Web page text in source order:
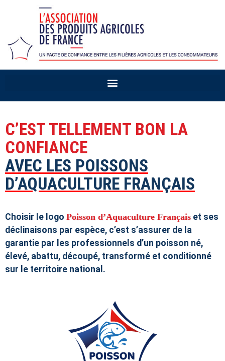
C’EST TELLEMENT BON LA
CONFIANCE
AVEC LES POISSONS
D’AQUACULTURE FRANÇAIS
Choisir le logo Poisson d’Aquaculture Français et ses
déclinaisons par espèce, c’est s’assurer de la
garantie par les professionnels d’un poisson né,
élevé, abattu, découpé, transformé et conditionné
sur le territoire national.